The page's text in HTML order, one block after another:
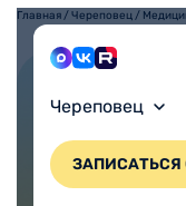
Череповец
Главная /Череповец /